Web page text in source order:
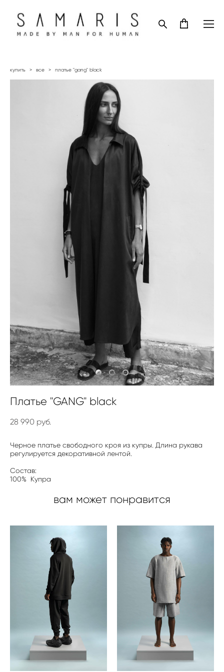
купить > все > платье "gang" black
Платье "GANG" black
28 990 pуб.
Черное платье свободного кроя из купры. Длина рукава
регулируется декоративной лентой.
Состав:
100% Купра
вам может понравится